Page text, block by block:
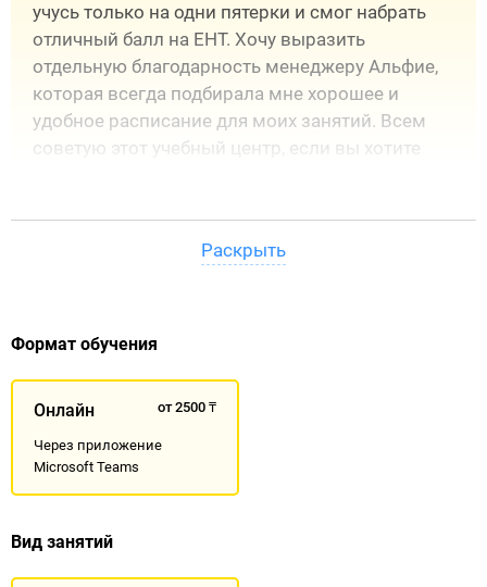
Динамика
Статика
Законы сохранения
Механика жидкостей и газов
Тепловая физика
Жидкие и твердые тела
Электромагнитные колебания
Электромагнитные волны
Волновая оптика
Геометрическая оптика
Элементы теории вероятности
Квантовая и атомная физика
учусь только на одни пятерки и смог набрать
отличный балл на ЕНТ. Хочу выразить
отдельную благодарность менеджеру Альфие,
которая всегда подбирала мне хорошее и
удобное расписание для моих занятий. Всем
советую этот учебный центр, если вы хотите
Раскрыть
Формат обучения
Онлайн от 2500 ₸
Через приложение
Microsoft Teams
Вид занятий